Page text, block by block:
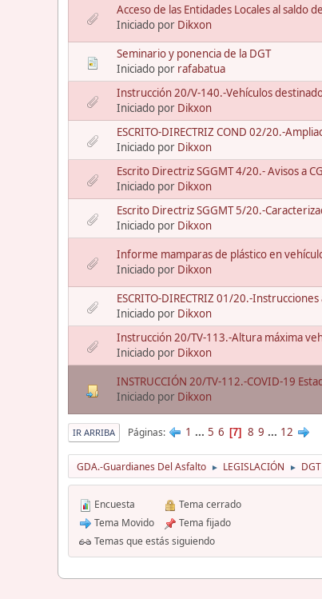
Acceso de las Entidades Locales al saldo
Iniciado por Dikxon
Seminario y ponencia de la DGT
Iniciado por rafabatua
Instrucción 20/V-140.-Vehículos
Iniciado por Dikxon
ESCRITO-DIRECTRIZ COND 02/20.-
Iniciado por Dikxon
Escrito Directriz SGGMT 4/20.- Avisos a
Iniciado por Dikxon
Escrito Directriz SGGMT 5/20.-
Iniciado por Dikxon
Informe mamparas de plástico en
Iniciado por Dikxon
ESCRITO-DIRECTRIZ 01/20.-
Iniciado por Dikxon
Instrucción 20/TV-113.-Altura máxima
Iniciado por Dikxon
INSTRUCCIÓN 20/TV-112.-COVID-19
Iniciado por Dikxon
IR ARRIBA Páginas 1 ... 5 6 7 8 9 ... 12
GDA.-Guardianes Del Asfalto ► LEGISLACIÓN ► DGT
Encuesta
Tema Movido
Tema cerrado
Tema fijado
Temas que estás siguiendo